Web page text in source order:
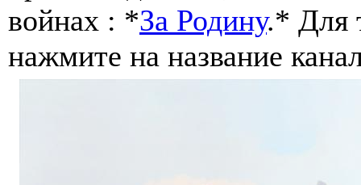
войнах : *За Родину.* Для
нажмите на название